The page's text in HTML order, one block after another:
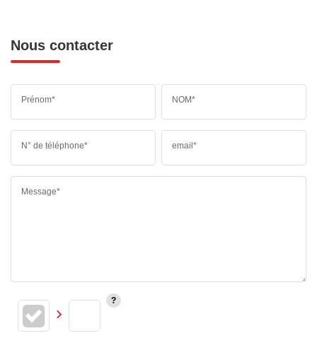
Nous contacter
Prénom* NOM*
N° de téléphone* email*
Message*